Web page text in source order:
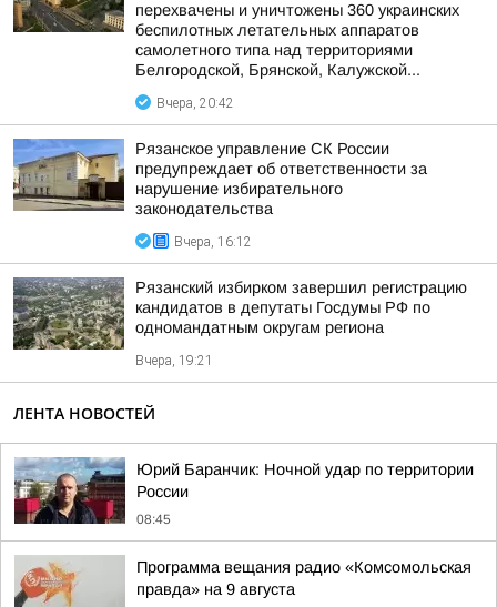
перехвачены и уничтожены 360 украинских
беспилотных летательных аппаратов
самолетного типа над территориями
Белгородской, Брянской, Калужской...
Вчера, 20:42
Рязанское управление СК России
предупреждает об ответственности за
нарушение избирательного
законодательства
Вчера, 16:12
Рязанский избирком завершил регистрацию
кандидатов в депутаты Госдумы РФ по
одномандатным округам региона
Вчера, 19:21
ЛЕНТА НОВОСТЕЙ
Юрий Баранчик: Ночной удар по территории
России
08:45
Программа вещания радио «Комсомольская
правда» на 9 августа